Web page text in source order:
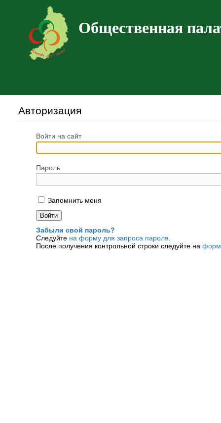
Общественная
Авторизация
Войти на сайт
Пароль
Запомнить меня
Забыли свой пароль?
Следуйте на форму для запроса пароля.
После получения контрольной строки следуйте на